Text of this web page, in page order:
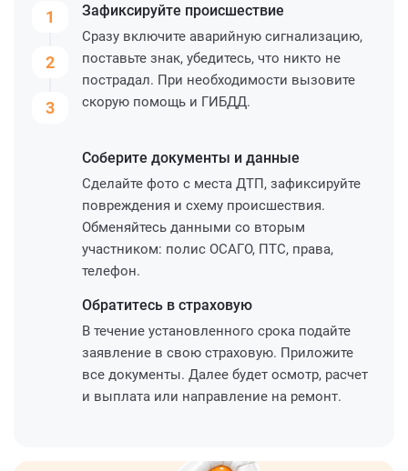
1
2
3
Зафиксируйте происшествие
Сразу включите аварийную сигнализацию,
поставьте знак, убедитесь, что никто не
пострадал. При необходимости вызовите
скорую помощь и ГИБДД.
Соберите документы и данные
Сделайте фото с места ДТП, зафиксируйте
повреждения и схему происшествия.
Обменяйтесь данными со вторым
участником: полис ОСАГО, ПТС, права,
телефон.
Обратитесь в страховую
В течение установленного срока подайте
заявление в свою страховую. Приложите
все документы. Далее будет осмотр, расчет
и выплата или направление на ремонт.